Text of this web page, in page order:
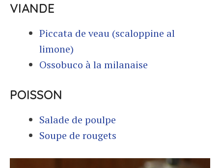
VIANDE
Piccata de veau (scaloppine al
limone)
Ossobuco à la milanaise
POISSON
Salade de poulpe
Soupe de rougets